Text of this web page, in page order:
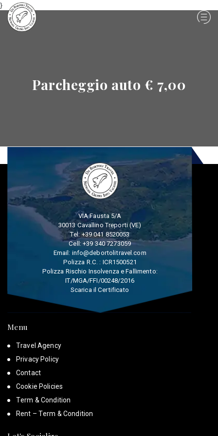
}
Parcheggio auto € 7,00
VIA Fausta 5/A
30013 Cavallino Treporti (VE)
Tel:+39 041 8520053
Cell:+39 340 7273059
Email: info@debortolitravel.com
Polizza R.C. : ICR1500521
Polizza Rischio Insolvenza e Fallimento:
IT/MGA/FFI/00248/2016
Scarica il Certificato
Menu
Travel Agency
Privacy Policy
Contact
Cookie Policies
Term & Condition
Rent – Term & Condition